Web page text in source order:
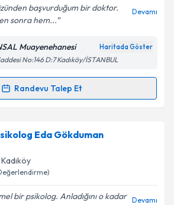
işlenmesine ilişkin
Aydınlatma
ve kişisel verilerimin belirtilen
işlenmesini kabul ediyorum.
başvurduğum bir doktor.
sonra hem...
Devamı
Muayenehanesi Haritada Göster
No:146 D:7 Kadıköy/İSTANBUL
Randevu Talep Et
Talebi
Ünsaliçin randevu takvimi talebi
bu uzmandan randevu almanız için bir
e-posta ile bilgilendireceğiz.
Eda Gökduman
Kadıköy
bir psikolog. Anladığını o kadar Devamı